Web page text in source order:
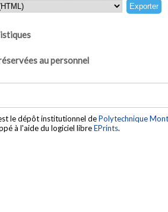
au personnel
le dépôt institutionnel dePolytechnique
à l'aide du logiciel libreEPrints.